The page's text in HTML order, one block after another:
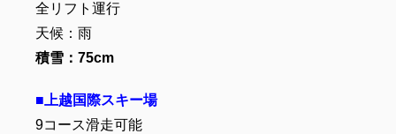
全リフト運行
天候：雨
積雪：75cm
■上越国際スキー場
9コース滑走可能